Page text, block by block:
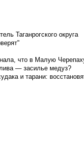
Таганрогского округа
что в Малую
— засилье медуз?
и тарани: